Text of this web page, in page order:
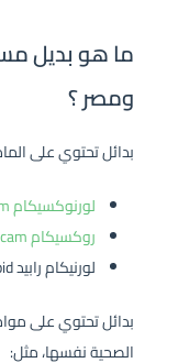
ما هو بديل
ومصر ؟
بدائل تحتوي على
لورنوكسيكام Lornoxicam
روكسيكام Rheuxicam
لورنيكام رابيد Lornicam rapid.
بدائل تحتوي على
الصحية نفسها، مثل: